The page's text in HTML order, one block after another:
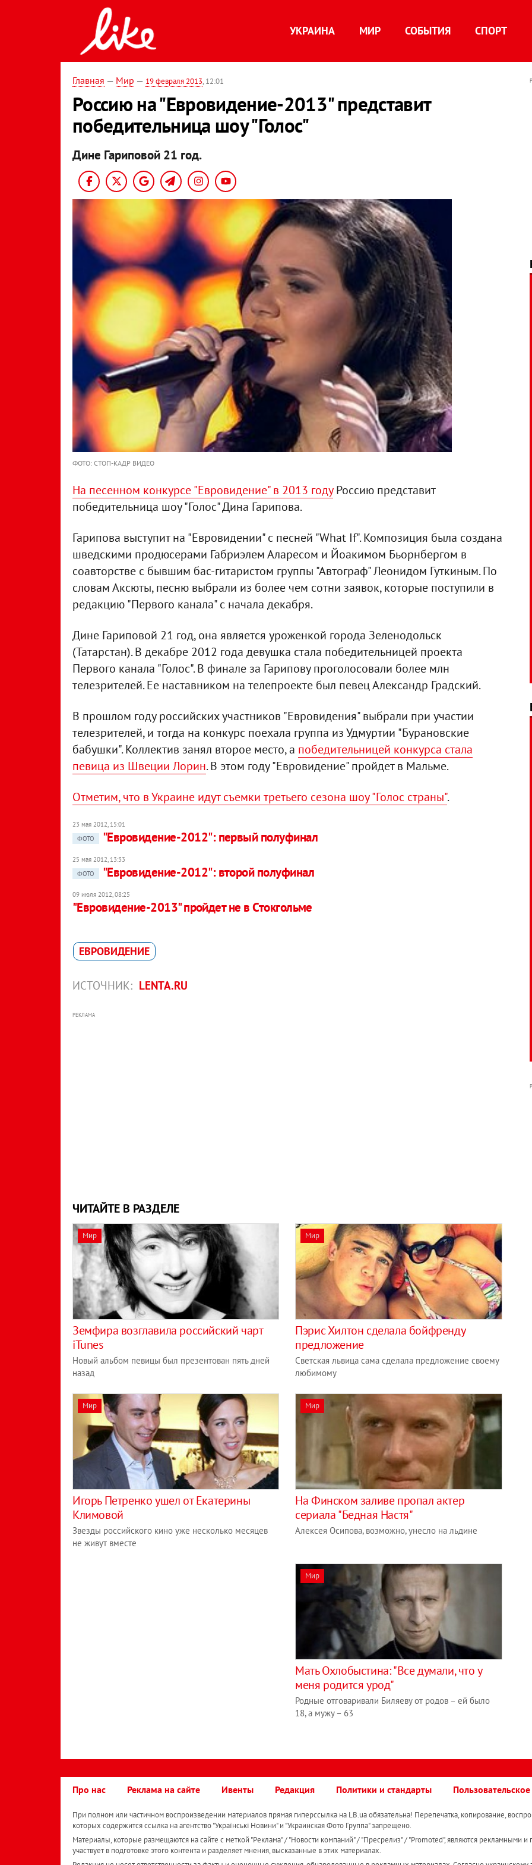
УКРАИНА МИР СОБЫТИЯ СПОРТ
Главная — Мир — 19 февраля 2013, 12:01
Россию на "Евровидение-2013" представит
победительница шоу "Голос"
Дине Гариповой 21 год.
ФОТО: СТОП-КАДР ВИДЕО
На песенном конкурсе "Евровидение" в 2013 годуРоссию представит
победительница шоу "Голос" Дина Гарипова.
Гарипова выступит на "Евровидении" с песней "What If". Композиция была создана
шведскими продюсерами Габриэлем Аларесом и Йоакимом Бьорнбергом в
соавторстве с бывшим бас-гитаристом группы "Автограф" Леонидом Гуткиным. По
словам Аксюты, песню выбрали из более чем сотни заявок, которые поступили в
редакцию "Первого канала" с начала декабря.
Дине Гариповой 21 год, она является уроженкой города Зеленодольск
(Татарстан). В декабре 2012 года девушка стала победительницей проекта
Первого канала "Голос". В финале за Гарипову проголосовали более млн
телезрителей. Ее наставником на телепроекте был певец Александр Градский.
В прошлом году российских участников "Евровидения" выбрали при участии
телезрителей, и тогда на конкурс поехала группа из Удмуртии "Бурановские
бабушки". Коллектив занял второе место, а победительницей конкурса стала
певица из Швеции Лорин. В этом году "Евровидение" пройдет в Мальме.
Отметим, что в Украине идут съемки третьего сезона шоу "Голос страны".
23 мая 2012, 15:01
ФОТО
"Евровидение-2012": первый полуфинал
25 мая 2012, 13:33
ФОТО
"Евровидение-2012": второй полуфинал
09 июля 2012, 08:25
"Евровидение-2013" пройдет не в Стокгольме
ЕВРОВИДЕНИЕ
ИСТОЧНИК: LENTA.RU
РЕКЛАМА
ЧИТАЙТЕ В РАЗДЕЛЕ
Мир
Земфира возглавила российский чарт
iTunes
Новый альбом певицы был презентован пять дней
назад
Мир
Пэрис Хилтон сделала бойфренду
предложение
Светская львица сама сделала предложение своему
любимому
Мир
Игорь Петренко ушел от Екатерины
Климовой
Звезды российского кино уже несколько месяцев
не живут вместе
Мир
На Финском заливе пропал актер
сериала "Бедная Настя"
Алексея Осипова, возможно, унесло на льдине
Мир
Мать Охлобыстина: "Все думали, что у
меня родится урод"
Родные отговаривали Биляеву от родов – ей было
18, а мужу – 63
Про нас Реклама на сайте Ивенты Редакция Политики и стандарты
При полном или частичном воспроизведении материалов прямая гиперссылка на LB.ua обязательна! Перепечатка, копирование,
которых содержится ссылка на агентство "Українськi Новини" и "Украинская Фото Группа" запрещено.
Материалы, которые размещаются на сайте с меткой "Реклама" / "Новости компаний" / "Пресрелиз" / "Promoted", являются рекламными и
участвует в подготовке этого контента и разделяет мнения, высказанные в этих материалах.